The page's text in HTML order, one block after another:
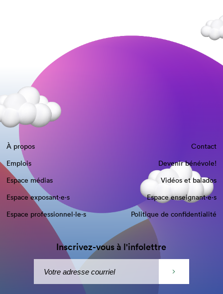
À propos
Contact
Emplois
Devenir bénévole!
Espace médias
Vidéos et balados
Espace exposant·e⋅s
Espace enseignant·e⋅s
Espace professionnel·le⋅s
Politique de confidentialité
Inscrivez-vous à l'infolettre